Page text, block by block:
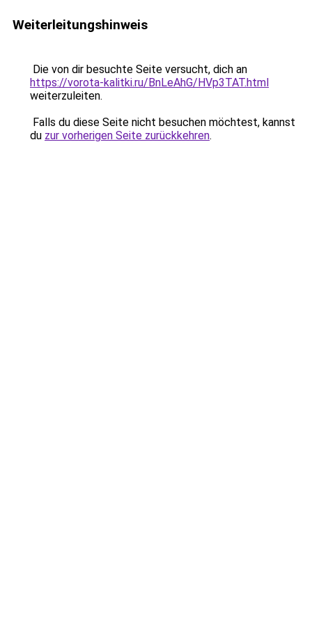
Weiterleitungshinweis
Die von dir besuchte Seite versucht, dich an
https://vorota-kalitki.ru/BnLeAhG/HVp3TAT.html
weiterzuleiten.
Falls du diese Seite nicht besuchen möchtest, kannst
du zur vorherigen Seite zurückkehren.